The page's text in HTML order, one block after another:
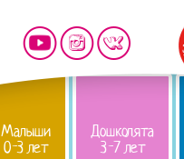
Малыши
0-3 лет
Дошколята
3-7 лет